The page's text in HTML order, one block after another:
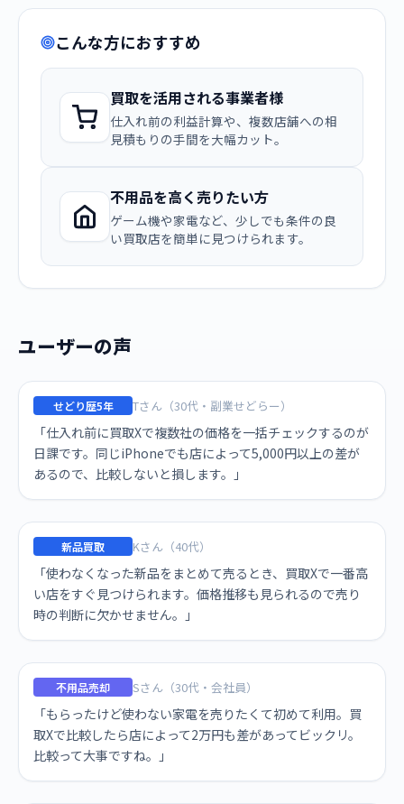
こんな方におすすめ
買取を活用される事業者様
仕入れ前の利益計算や、複数店舗への相
見積もりの手間を大幅カット。
不用品を高く売りたい方
ゲーム機や家電など、少しでも条件の良
い買取店を簡単に見つけられます。
ユーザーの声
せどり歴5年 Tさん（30代・副業せどらー）
「仕入れ前に買取Xで複数社の価格を一括チェックするのが
日課です。同じiPhoneでも店によって5,000円以上の差が
あるので、比較しないと損します。」
新品買取 Kさん（40代）
「使わなくなった新品をまとめて売るとき、買取Xで一番高
い店をすぐ見つけられます。価格推移も見られるので売り
時の判断に欠かせません。」
不用品売却 Sさん（30代・会社員）
「もらったけど使わない家電を売りたくて初めて利用。買
取Xで比較したら店によって2万円も差があってビックリ。
比較って大事ですね。」